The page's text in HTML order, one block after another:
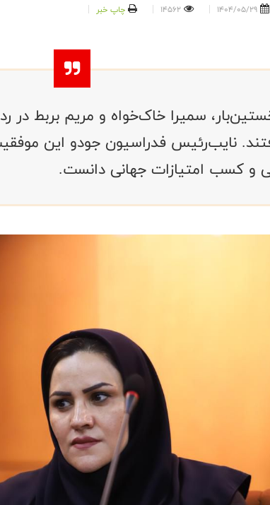
1404/05/29
14562 چاپ خبر
سمیرا خاک‌خواه و مریم بربط در
نایب‌رئیس فدراسیون جودو این
و کسب امتیازات جهانی دانست.